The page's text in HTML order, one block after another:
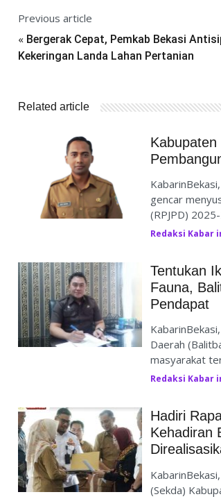
Previous article
« Bergerak Cepat, Pemkab Bekasi
Kekeringan Landa Lahan Pertanian
Related article
gencar
(RPJPD)
Redaksi Kabar
Tentukan
Fauna,
Pendapat
Daerah
masyarakat
Redaksi Kabar
Hadiri
Kehadiran
(Sekda)